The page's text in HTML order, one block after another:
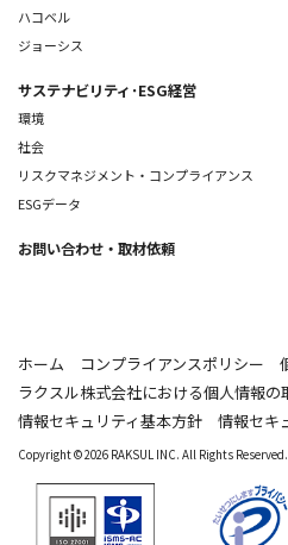
ハコベル
ジョーシス
サステナビリティ･ESG経営
環境
社会
リスクマネジメント・コンプライアンス
ESGデータ
お問い合わせ ・取材依頼
ホーム コンプライアンスポリシー
ラクスル株式会社における個人情報の
情報セキュリティ基本方針
情報セキ
Copyright © 2026 RAKSUL INC. All Rights Reserved.